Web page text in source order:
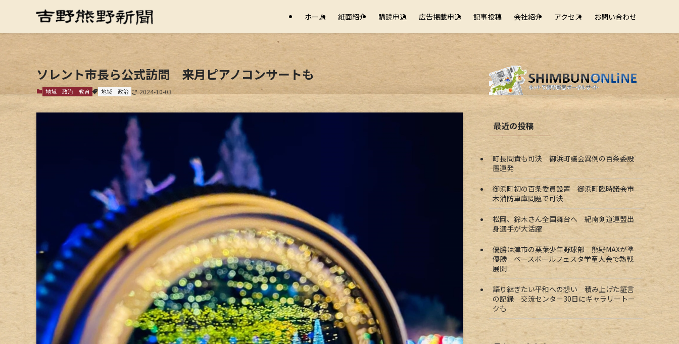
ホーム 紙面紹介 購読申込 広告掲載申込 記事投稿 会社紹介 アクセス お問い合わせ
ソレント市長ら公式訪問 来月ピアノコンサートも
地域 政治 教育 地域 政治 2024-10-03
最近の投稿
町長問責も可決 御浜町議会異例の百条委設
置連発
御浜町初の百条委員設置 御浜町臨時議会市
木消防車庫問題で可決
松岡、鈴木さん全国舞台へ 紀南剣道連盟出
身選手が大活躍
優勝は津市の栗葉少年野球部 熊野MAXが準
優勝 ベースボールフェスタ学童大会で熱戦
展開
語り継ぎたい平和への想い 積み上げた証言
の記録 交流センター30日にギャラリートー
クも